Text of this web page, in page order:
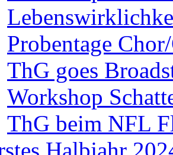
Probentage
ThG goes
Workshop
ThG beim NFL